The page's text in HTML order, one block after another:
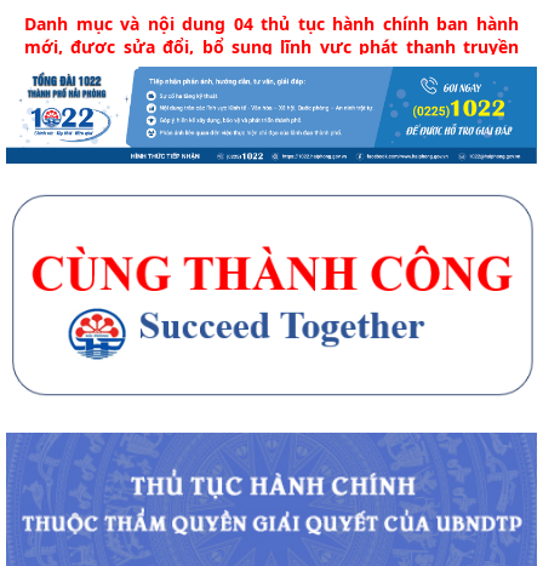
Danh mục và nội dung 04 thủ tục hành chính ban hành
mới, được sửa đổi, bổ sung lĩnh vực phát thanh truyền
hình và thông tin điện tử thuộc phạm vi, chức năng quản
lý của Sở Văn hóa, Thể thao và Du lịch kèm theo Quyết
định số 2995/QĐ-UBND